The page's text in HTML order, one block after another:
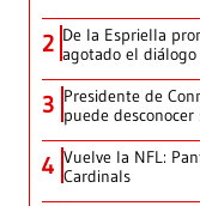
2 De la Espriella
agotado el
3 Presidente de
puede
4 Vuelve la NFL:
Cardinals